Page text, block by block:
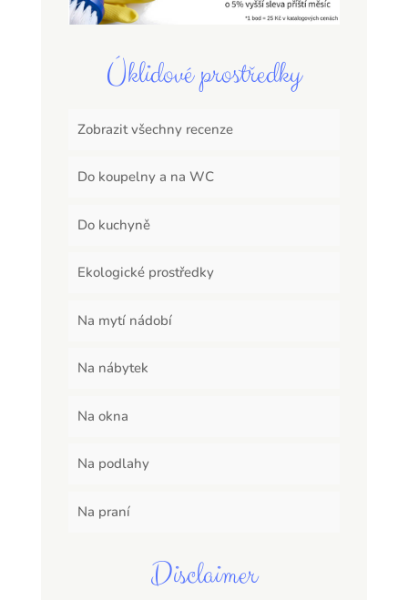
Úklidové prostředky
Zobrazit všechny recenze
Do koupelny a na WC
Do kuchyně
Ekologické prostředky
Na mytí nádobí
Na nábytek
Na okna
Na podlahy
Na praní
Disclaimer